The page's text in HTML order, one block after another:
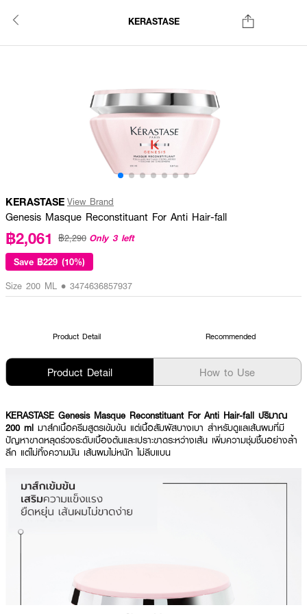
KERASTASE
KERASTASE View Brand
Genesis Masque Reconstituant For Anti Hair-fall
฿2,061 ฿2,290 Only 3 left
Save ฿229 (10%)
Size 200 ML • 3474636857937
Product Detail Recommended
Product Detail How to Use
KERASTASE Genesis Masque Reconstituant For Anti Hair-fall ปริมาณ
200 ml มาส์กเนื้อครีมสูตรเข้มข้น แต่เนื้อสัมผัสบางเบา สำหรับดูแลเส้นผมที่มี
ปัญหาขาดหลุดร่วงระดับเบื้องต้นและเปราะขาดระหว่างเส้น เพิ่มความชุ่มชื้นอย่างล้ำ
ลึก แต่ไม่ทิ้งความมัน เส้นผมไม่หนัก ไม่ลีบแบน